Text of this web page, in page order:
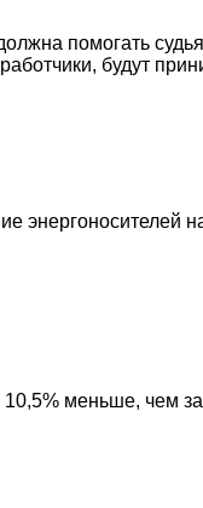
помогать
будут
энергоносителей
меньше, чем